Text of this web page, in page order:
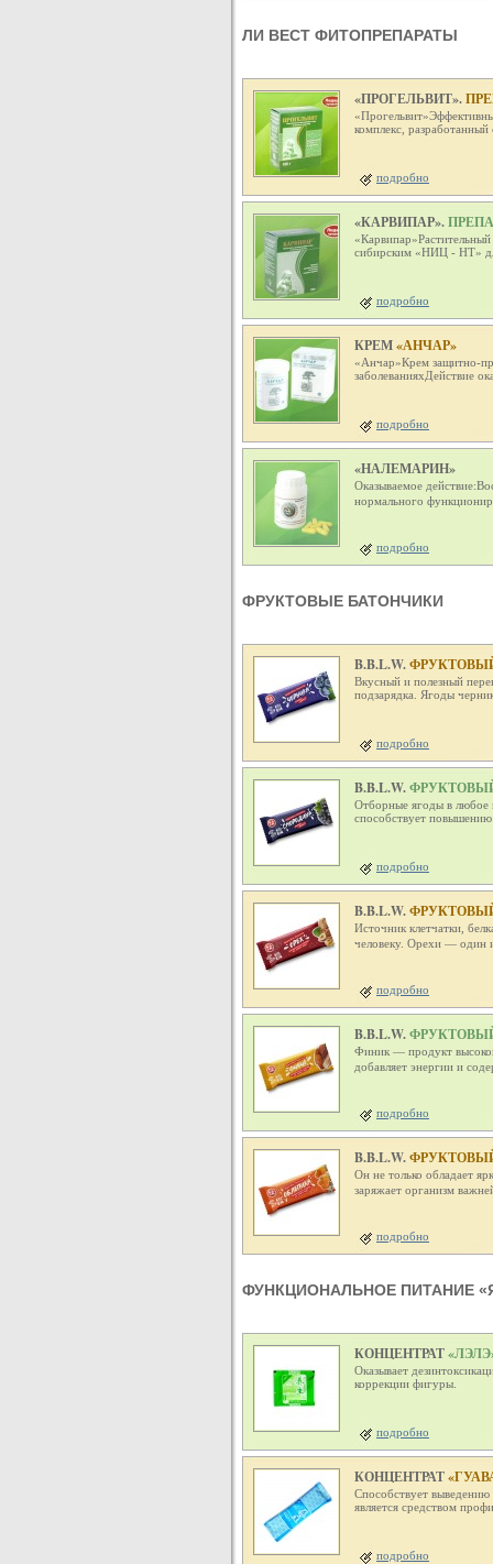
ЛИ ВЕСТ ФИТОПРЕПАРАТЫ
«ПРОГЕЛЬВИТ».
комплекс,
подробно
«КАРВИПАР».
сибирским «НИЦ - НТ»
подробно
КРЕМ«АНЧАР»
«Анчар»Крем защитно-
заболеванияхДействие
подробно
«НАЛЕМАРИН»
Оказываемое
нормального
подробно
ФРУКТОВЫЕ БАТОНЧИКИ
B.B.L.W.
Вкусный и полезный
подзарядка. Ягоды
подробно
B.B.L.W.
Отборные ягоды в любое
способствует
подробно
B.B.L.W.
Источник клетчатки,
человеку. Орехи — один
подробно
B.B.L.W.
Финик — продукт
добавляет энергии и
подробно
B.B.L.W.
Он не только обладает
заряжает организм
подробно
ФУНКЦИОНАЛЬНОЕ ПИТАНИЕ
КОНЦЕНТРАТ
Оказывает
коррекции фигуры.
подробно
КОНЦЕНТРАТ
Способствует
является средством
подробно